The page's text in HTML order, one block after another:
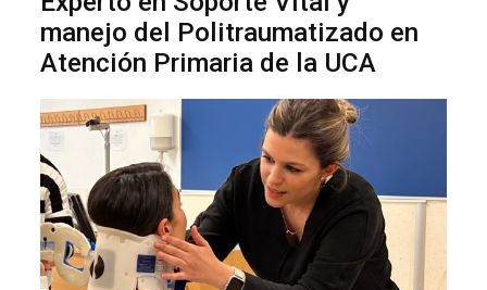
manejo del Politraumatizado en
Atención Primaria de la UCA